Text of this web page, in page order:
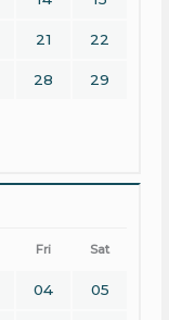
21 22
28 29
Fri Sat
04 05